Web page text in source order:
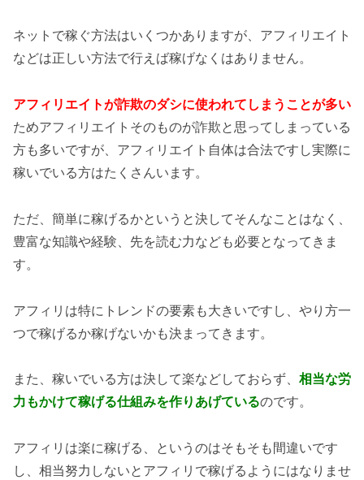
ネットで稼ぐ方法はいくつかありますが、アフィリエイト
などは正しい方法で行えば稼げなくはありません。
アフィリエイトが詐欺のダシに使われてしまうことが多い
ためアフィリエイトそのものが詐欺と思ってしまっている
方も多いですが、アフィリエイト自体は合法ですし実際に
稼いでいる方はたくさんいます。
ただ、簡単に稼げるかというと決してそんなことはなく、
豊富な知識や経験、先を読む力なども必要となってきま
す。
アフィリは特にトレンドの要素も大きいですし、やり方一
つで稼げるか稼げないかも決まってきます。
また、稼いでいる方は決して楽などしておらず、 相当な労
力もかけて稼げる仕組みを作りあげているのです。
アフィリは楽に稼げる、というのはそもそも間違いです
し、相当努力しないとアフィリで稼げるようにはなりませ